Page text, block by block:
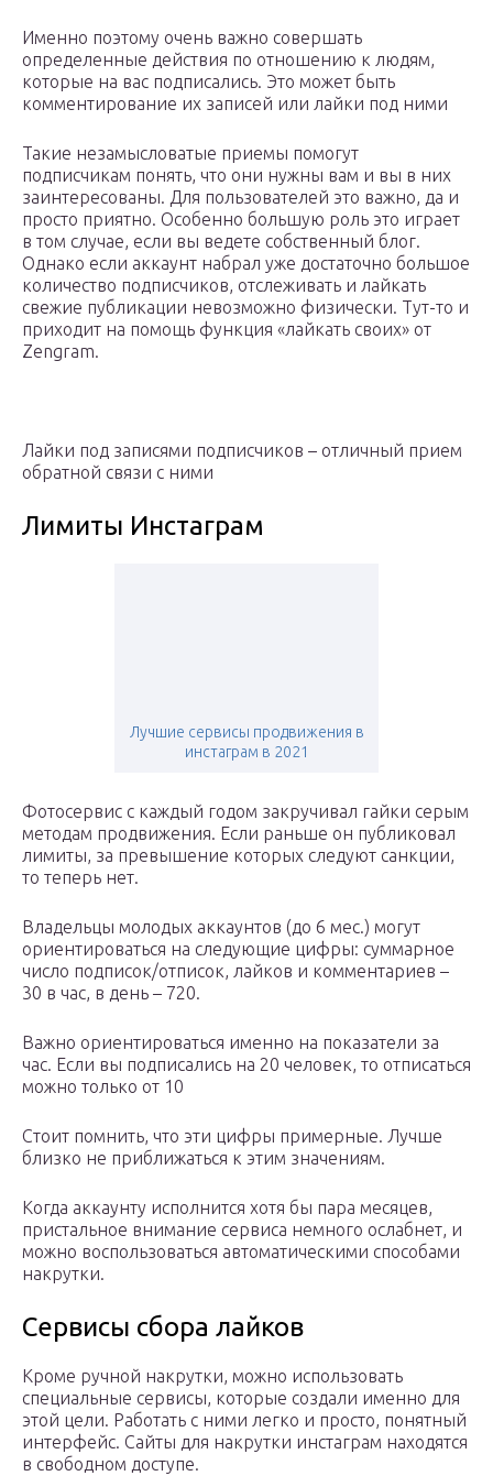
Именно поэтому очень важно совершать
определенные действия по отношению к людям,
которые на вас подписались. Это может быть
комментирование их записей или лайки под ними
Такие незамысловатые приемы помогут
подписчикам понять, что они нужны вам и вы в них
заинтересованы. Для пользователей это важно, да и
просто приятно. Особенно большую роль это играет
в том случае, если вы ведете собственный блог.
Однако если аккаунт набрал уже достаточно большое
количество подписчиков, отслеживать и лайкать
свежие публикации невозможно физически. Тут-то и
приходит на помощь функция «лайкать своих» от
Zengram.
Лайки под записями подписчиков – отличный прием
обратной связи с ними
Лимиты Инстаграм
Лучшие сервисы продвижения в
инстаграм в 2021
Фотосервис с каждый годом закручивал гайки серым
методам продвижения. Если раньше он публиковал
лимиты, за превышение которых следуют санкции,
то теперь нет.
Владельцы молодых аккаунтов (до 6 мес.) могут
ориентироваться на следующие цифры: суммарное
число подписок/отписок, лайков и комментариев –
30 в час, в день – 720.
Важно ориентироваться именно на показатели за
час. Если вы подписались на 20 человек, то отписаться
можно только от 10
Стоит помнить, что эти цифры примерные. Лучше
близко не приближаться к этим значениям.
Когда аккаунту исполнится хотя бы пара месяцев,
пристальное внимание сервиса немного ослабнет, и
можно воспользоваться автоматическими способами
накрутки.
Сервисы сбора лайков
Кроме ручной накрутки, можно использовать
специальные сервисы, которые создали именно для
этой цели. Работать с ними легко и просто, понятный
интерфейс. Сайты для накрутки инстаграм находятся
в свободном доступе.